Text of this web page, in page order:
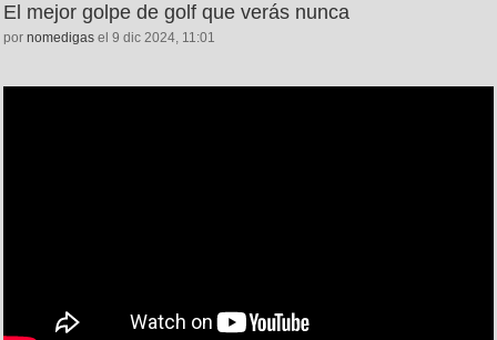
El mejor golpe de golf que verás nunca
por nomedigas el 9 dic 2024, 11:01